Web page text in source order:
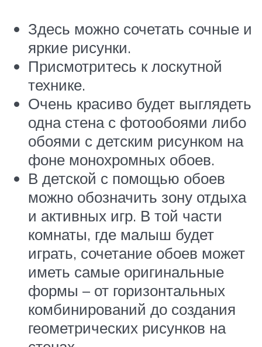
Здесь можно сочетать сочные и
яркие рисунки.
Присмотритесь к лоскутной
технике.
Очень красиво будет выглядеть
одна стена с фотообоями либо
обоями с детским рисунком на
фоне монохромных обоев.
В детской с помощью обоев
можно обозначить зону отдыха
и активных игр. В той части
комнаты, где малыш будет
играть, сочетание обоев может
иметь самые оригинальные
формы – от горизонтальных
комбинирований до создания
геометрических рисунков на